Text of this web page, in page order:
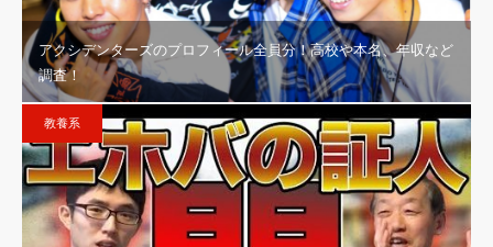
アクシデンターズのプロフィール全員分！高校や本名、年収など
調査！
教養系